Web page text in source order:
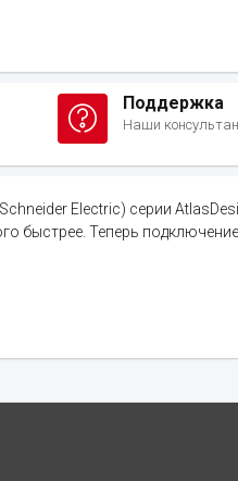
Поддержка
Наши
Electric) серии
Теперь